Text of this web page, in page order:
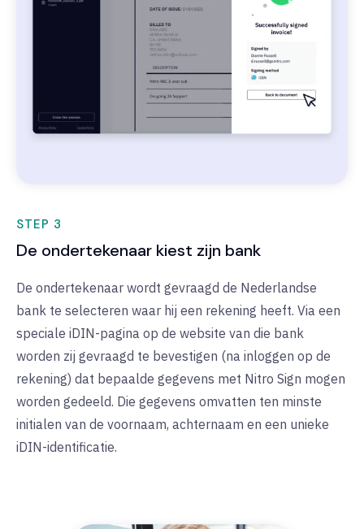
STEP 3
De ondertekenaar kiest zijn bank
De ondertekenaar wordt gevraagd de Nederlandse
bank te selecteren waar hij een rekening heeft. Via een
speciale iDIN-pagina op de website van die bank
worden zij gevraagd te bevestigen (na inloggen op de
rekening) dat bepaalde gegevens met Nitro Sign mogen
worden gedeeld. Die gegevens omvatten ten minste
initialen van de voornaam, achternaam en een unieke
iDIN-identificatie.